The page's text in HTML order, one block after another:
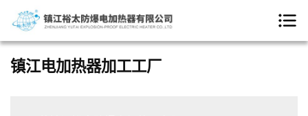
镇江电加热器加工工厂